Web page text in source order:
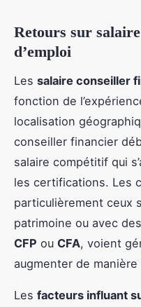
Retours sur
d’emploi
Les salaire conseiller
fonction de
localisation
conseiller financier
salaire compétitif qui
les certifications. Les
particulièrement ceux
patrimoine ou avec
CFP ou CFA, voient
augmenter de
Les facteurs influant